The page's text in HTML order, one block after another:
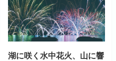
湖に咲く水中花火、山に響